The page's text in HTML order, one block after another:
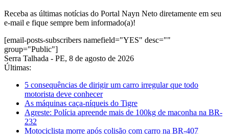
Receba as últimas notícias do Portal Nayn Neto diretamente em seu
e-mail e fique sempre bem informado(a)!
[email-posts-subscribers namefield="YES" desc=""
group="Public"]
Serra Talhada - PE, 8 de agosto de 2026
Últimas:
5 consequências de dirigir um carro irregular que todo
motorista deve conhecer
As máquinas caça-níqueis do Tigre
Agreste: Polícia apreende mais de 100kg de maconha na BR-
232
Motociclista morre após colisão com carro na BR-407